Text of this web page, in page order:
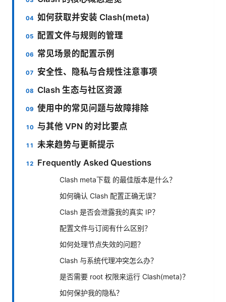
如何获取并安装 Clash(meta)
配置文件与规则的管理
常见场景的配置示例
安全性、隐私与合规性注意事项
Clash 生态与社区资源
使用中的常见问题与故障排除
与其他 VPN 的对比要点
未来趋势与更新提示
Frequently Asked Questions
Clash meta下载 的最佳版本是什么？
如何确认 Clash 配置正确无误？
Clash 是否会泄露我的真实 IP？
配置文件与订阅有什么区别？
如何处理节点失效的问题？
Clash 与系统代理冲突怎么办？
是否需要 root 权限来运行 Clash(meta)？
如何保护我的隐私？